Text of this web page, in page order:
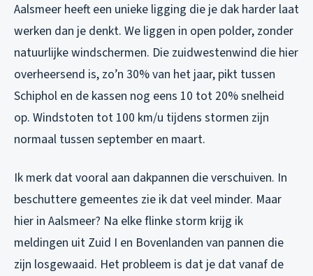
Aalsmeer heeft een unieke ligging die je dak harder laat
werken dan je denkt. We liggen in open polder, zonder
natuurlijke windschermen. Die zuidwestenwind die hier
overheersend is, zo’n 30% van het jaar, pikt tussen
Schiphol en de kassen nog eens 10 tot 20% snelheid
op. Windstoten tot 100 km/u tijdens stormen zijn
normaal tussen september en maart.
Ik merk dat vooral aan dakpannen die verschuiven. In
beschuttere gemeentes zie ik dat veel minder. Maar
hier in Aalsmeer? Na elke flinke storm krijg ik
meldingen uit Zuid I en Bovenlanden van pannen die
zijn losgewaaid. Het probleem is dat je dat vanaf de